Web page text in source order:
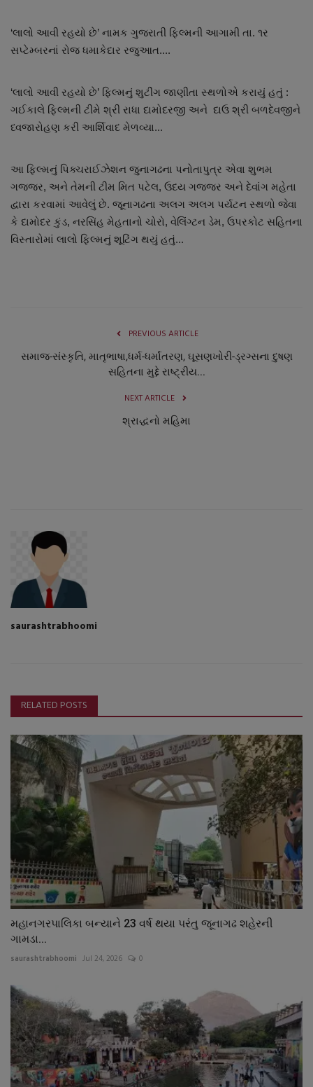
બોલિવૂડ
‘લાલો આવી રહયો છે’ નામક ગુજરાતી ફિલ્મની આગામી તા. ૧ર
સપ્ટેમ્બરનાં રોજ ધમાકેદાર રજુઆત....
‘લાલો આવી રહયો છે’ ફિલ્મનું શુટીંગ જાણીતા સ્થળોએ કરાયું હતું :
ગઈકાલે ફિલ્મની ટીમે શ્રી રાધા દામોદરજી અને દાઉ શ્રી બળદેવજીને
ધ્વજારોહણ કરી આર્શિવાદ મેળવ્યા...
આ ફિલ્મનું પિક્ચરાઈઝેશન જુનાગઢના પનોતાપુત્ર એવા શુભમ
ગજજર, અને તેમની ટીમ મિત પટેલ, ઉદય ગજ્જર અને દેવાંગ મહેતા
દ્વારા કરવામાં આવેલું છે. જૂનાગઢના અલગ અલગ પર્યટન સ્થળો જેવા
કે દામોદર કુંડ, નરસિંહ મેહતાનો ચોરો, વેલિંગ્ટન ડેમ, ઉપરકોટ સહિતના
વિસ્તારોમાં લાલો ફિલ્મનું શૂટિંગ થયું હતું...
PREVIOUS ARTICLE
સમાજ-સંસ્કૃતિ, માતૃભાષા,ધર્મ-ધર્માંતરણ, ઘૂસણખોરી-ડ્રગ્સના દુષણ
સહિતના મુદ્દે રાષ્ટ્રીય...
NEXT ARTICLE
શ્રાદ્ધનો મહિમા
saurashtrabhoomi
RELATED POSTS
મહાનગરપાલિકા બન્યાને 23 વર્ષ થયા પરંતુ જૂનાગઢ શહેરની
ગામડા...
saurashtrabhoomi Jul 24, 2026 0